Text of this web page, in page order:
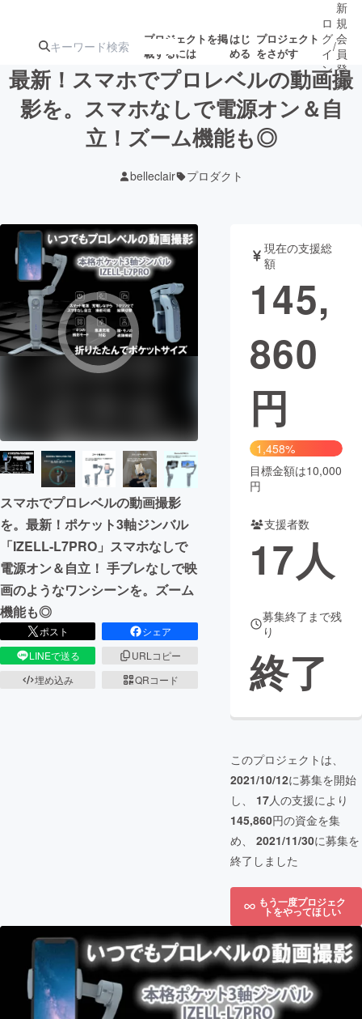
プロジェクトを掲
載するには
はじ
める
プロジェクト
をさがす
注目のリ
注目の新着プロ募集終了が近いプ
テクノロジー・ガジェット
映像・映画 書籍・雑誌
ビジネス・起業 チャレンジ
CAMPFIRE for Social Good CAMPFIRE Creation
CAMPFIREふるさと納税machi-ya コミュニティ
ロ
グ
イ
ン
/
新
規
会
員
登
録
最新！スマホでプロレベルの動画撮
影を。スマホなしで電源オン＆自
立！ズーム機能も◎
belleclair プロダクト
スマホでプロレベルの動画撮影
を。最新！ポケット3軸ジンバル
「IZELL-L7PRO」スマホなしで
電源オン＆自立！ 手ブレなしで映
画のようなワンシーンを。ズーム
機能も◎
ポスト
シェア
LINEで送る
URLコピー
埋め込み
QRコード
現在の支援総
額
145,
860
円
1,458%
目標金額は10,000
円
支援者数
17人
募集終了まで残
り
終了
このプロジェクトは、
2021/10/12に募集を開始
し、 17人の支援により
145,860円の資金を集
め、 2021/11/30に募集を
終了しました
もう一度プロジェク
トをやってほしい